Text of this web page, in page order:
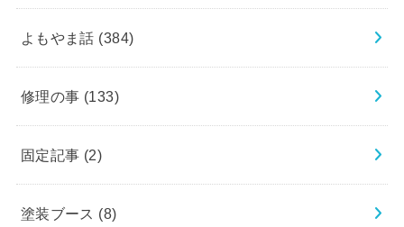
よもやま話 (384)
修理の事 (133)
固定記事 (2)
塗装ブース (8)